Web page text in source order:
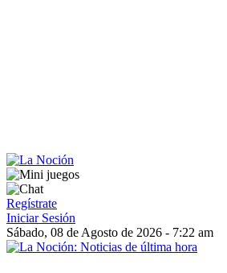
Regístrate
Iniciar Sesión
Sábado, 08 de Agosto de 2026 - 7:22 am